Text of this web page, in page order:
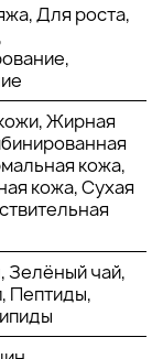
Активизирует
рост новых,
Регулярное
улучшая
и делает их
устойчивость
Для роста,
Жирная
кожа,
кожа, Сухая
Зелёный чай,
Пептиды,